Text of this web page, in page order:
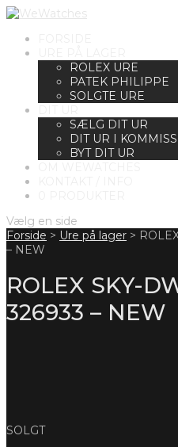
ROLEX URE
PATEK PHILIPPE
SOLGTE URE
SÆLG DIT UR
DIT UR I
BYT DIT UR
Vælg en side
Forside > Ure på lager >
– NEW
ROLEX SKY-
326933 – NEW
SOLGT